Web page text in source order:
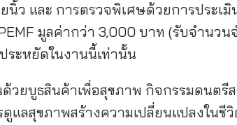
นิ้ว และ การตรวจพิเศษด้วยการประเ
มูลค่ากว่า 3,000 บาท (รับจำนว
ระหยัดในงานนี้เท่านั้น
วยบูธสินค้าเพื่อสุขภาพ กิจกรรมดนตรี
ลสุขภาพสร้างความเปลี่ยนแปลงในชี